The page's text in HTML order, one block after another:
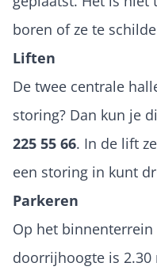
boren of ze te
Liften
De twee centrale
storing? Dan kun je
225 55 66. In de lift
een storing in kunt
Parkeren
Op het
doorrijhoogte is